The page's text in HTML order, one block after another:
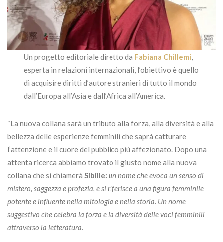
Un progetto editoriale diretto da Fabiana Chillemi,
esperta in relazioni internazionali, l’obiettivo è quello
di acquisire diritti d’autore stranieri di tutto il mondo
dall’Europa all’Asia e dall’Africa all’America.
“La nuova collana sarà un tributo alla forza, alla diversità e alla
bellezza delle esperienze femminili che saprà catturare
l’attenzione e il cuore del pubblico più affezionato. Dopo una
attenta ricerca abbiamo trovato il giusto nome alla nuova
collana che si chiamerà Sibille: un nome che evoca un senso di
mistero, saggezza e profezia, e si riferisce a una figura femminile
potente e influente nella mitologia e nella storia. Un nome
suggestivo che celebra la forza e la diversità delle voci femminili
attraverso la letteratura.